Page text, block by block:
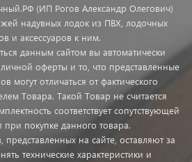
(ИП Рогов Александр Олегович)
надувных лодок из ПВХ, лодочных
и аксессуаров к ним.
данным сайтом вы автоматически
оферты и то, что представленные
могут отличаться от фактического
Товара. Такой Товар не считается
соответствует сопутствующей
при покупке данного товара.
на сайте, оставляют за
технические характеристики и